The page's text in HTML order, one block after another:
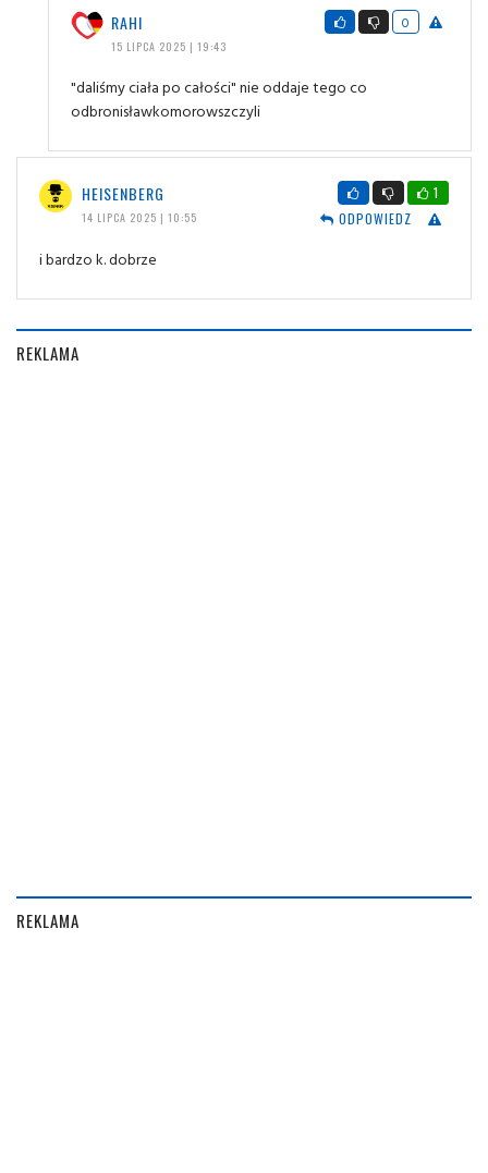
RAHI
15 LIPCA 2025 | 19:43
0
"daliśmy ciała po całości" nie oddaje tego co
odbronisławkomorowszczyli
HEISENBERG
14 LIPCA 2025 | 10:55
1
ODPOWIEDZ
i bardzo k. dobrze
REKLAMA
REKLAMA